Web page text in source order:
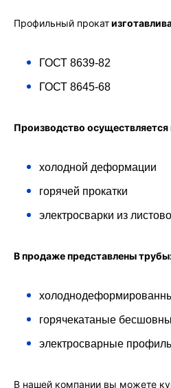
Профильный прокат
ГОСТ 8639-82
ГОСТ 8645-68
Производство
холодной деформации
горячей прокатки
электросварки из
В продаже представлены
горячекатаные
электросварные
В нашей компании вы можете